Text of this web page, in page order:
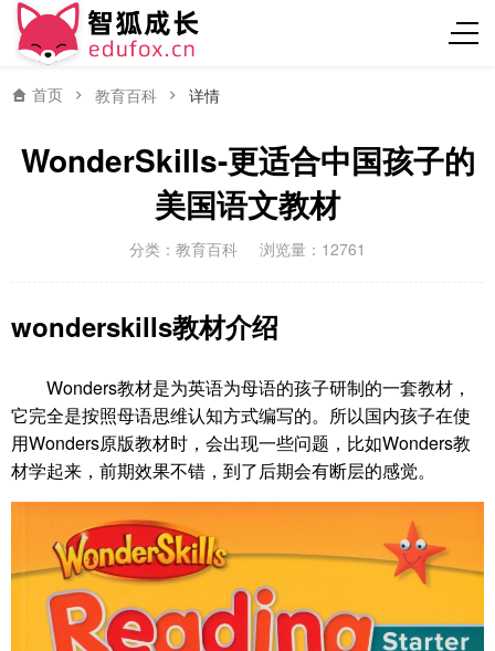
首页 教育百科 详情
WonderSkills-更适合中国孩子的
美国语文教材
分类： 教育百科 浏览量：12761
wonderskills教材介绍
Wonders教材是为英语为母语的孩子研制的一套教材，
它完全是按照母语思维认知方式编写的。所以国内孩子在使
用Wonders原版教材时，会出现一些问题，比如Wonders教
材学起来，前期效果不错，到了后期会有断层的感觉。